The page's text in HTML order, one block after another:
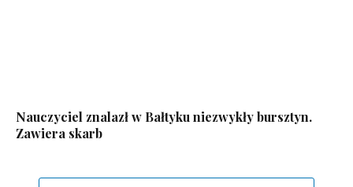
Nauczyciel znalazł w Bałtyku niezwykły bursztyn.
Zawiera skarb